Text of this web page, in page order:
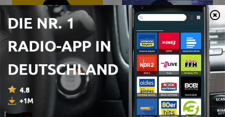
Real Narcos
Oculto tras la sombra
Juan Jesús Vallejo